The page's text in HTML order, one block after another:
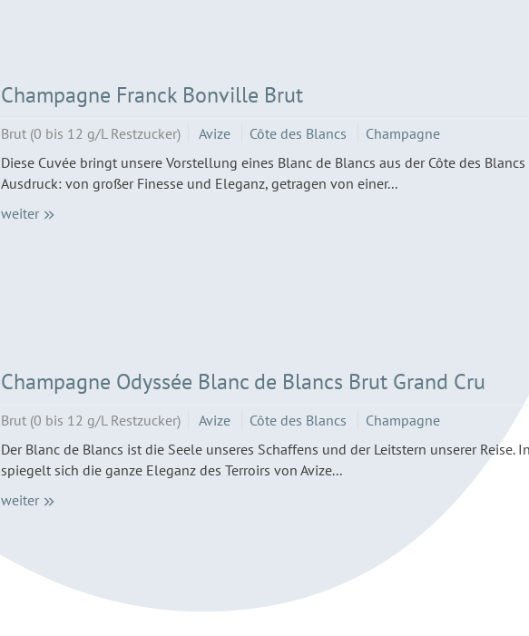
Champagne Franck Bonville Brut
Brut (0 bis 12 g/L Restzucker) Avize Côte des Blancs
Champagne
Diese Cuvée bringt unsere Vorstellung eines Blanc de Blancs aus der Côte des
Ausdruck: von großer Finesse und Eleganz, getragen von einer...
weiter
Champagne Odyssée Blanc de Blancs Brut Grand Cru
Brut (0 bis 12 g/L Restzucker) Avize Côte des Blancs
Champagne
Der Blanc de Blancs ist die Seele unseres Schaffens und der Leitstern unserer Reise.
spiegelt sich die ganze Eleganz des Terroirs von Avize...
weiter